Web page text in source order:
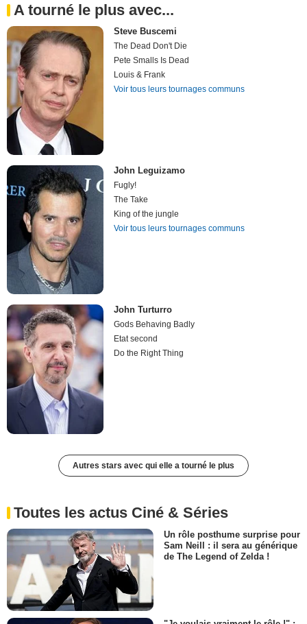
A tourné le plus avec...
Steve Buscemi
The Dead Don't Die
Pete Smalls Is Dead
Louis & Frank
Voir tous leurs tournages communs
John Leguizamo
Fugly!
The Take
King of the jungle
Voir tous leurs tournages communs
John Turturro
Gods Behaving Badly
Etat second
Do the Right Thing
Autres stars avec qui elle a tourné le plus
Toutes les actus Ciné & Séries
Un rôle posthume surprise pour
Sam Neill : il sera au générique
de The Legend of Zelda !